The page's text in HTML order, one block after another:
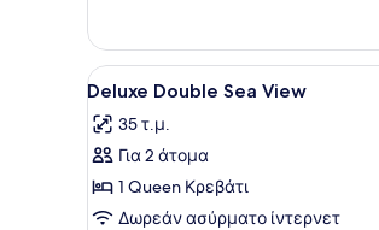
Sea
View
Προβολή
όλων
των
φωτογραφιών
για
Deluxe
Ένα
5
Deluxe Double Sea View
35 τ.μ.
Για 2 άτομα
1 Queen Κρεβάτι
Δωρεάν ασύρματο ίντερνετ